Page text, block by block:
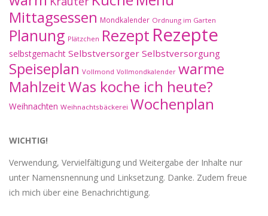
Mittagsessen Mondkalender Ordnung im Garten
Planung Plätzchen Rezept Rezepte
selbstgemacht Selbstversorger Selbstversorgung
Speiseplan Vollmond Vollmondkalender warme
MahlzeitWas koche ich heute?
Weihnachten Weihnachtsbäckerei Wochenplan
WICHTIG!
Verwendung, Vervielfältigung und Weitergabe der Inhalte nur
unter Namensnennung und Linksetzung. Danke. Zudem freue
ich mich über eine Benachrichtigung.